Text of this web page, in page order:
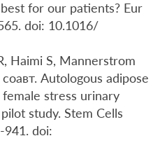
for our patients? Eur
doi: 10.1016/
Haimi S, Mannerstrom
Autologous adipose
stress urinary
study. Stem Cells
941. doi: